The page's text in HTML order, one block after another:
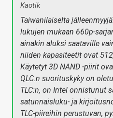
Kaotik
Taiwanilaiselta
lukujen mukaan 660p-
ainakin aluksi saataville
niiden kapasiteetit ovat
Käytetyt 3D NAND -piirit
QLC:n suorituskyky on
TLC:n, on Intel onnistunut
satunnaisluku- ja
TLC-piireihin perustuvan,